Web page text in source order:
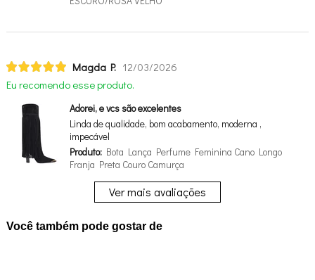
Magda P. 12/03/2026
Eu recomendo esse produto.
Adorei, e vcs são excelentes
Linda de qualidade, bom acabamento, moderna ,
impecável
Produto:Bota Lança Perfume Feminina Cano Longo
Franja Preta Couro Camurça
Ver mais avaliações
Você também pode gostar de